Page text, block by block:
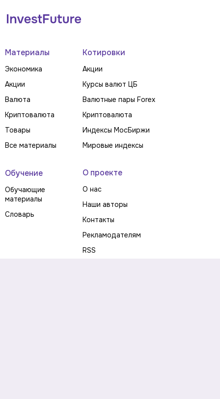
Материалы
Экономика
Акции
Валюта
Криптовалюта
Товары
Все материалы
Котировки
Акции
Курсы валют ЦБ
Валютные пары Forex
Криптовалюта
Индексы МосБиржи
Мировые индексы
Обучение
Обучающие
материалы
Словарь
О проекте
О нас
Наши авторы
Контакты
Рекламодателям
RSS